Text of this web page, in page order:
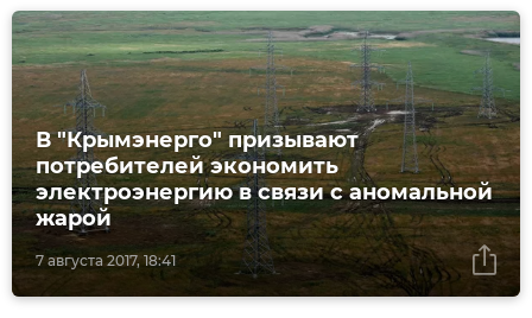
7 августа 2017, 18:41
В "Крымэнерго" призывают
потребителей экономить
электроэнергию в связи с аномальной
жарой